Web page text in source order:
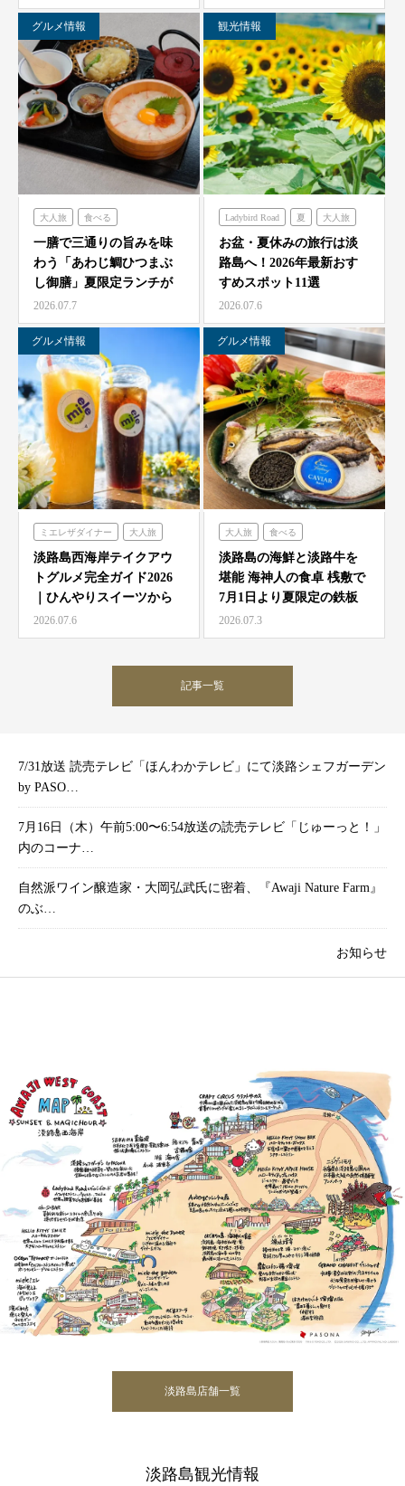
シェフガーデン
クラフトサーカス
ニジゲンノモリ
グルメ情報
大人旅 食べる
海神人の食卓
一膳で三通りの旨みを味
わう「あわじ鯛ひつまぶ
し御膳」夏限定ランチが
7/1より海神人の食卓 …
2026.07.7
観光情報
Ladybird Road 夏 大人旅
家族旅 フレンチの森
グランシャリオ
農家レストラン「陽・燦燦」
シェフガーデン
ニジゲンノモリ
お盆・夏休みの旅行は淡
路島へ！2026年最新おす
すめスポット11選
2026.07.6
グルメ情報
ミエレザダイナー 大人旅
家族旅 食べる
ハローキティスマイル
ミエレザガーデン
ハローキティショーボックス
淡路島西海岸テイクアウ
トグルメ完全ガイド2026
｜ひんやりスイーツから
絶品グルメまで徹底紹…
2026.07.6
グルメ情報
大人旅 食べる
海神人の食卓
淡路島の海鮮と淡路牛を
堪能 海神人の食卓 桟敷で
7月1日より夏限定の鉄板
焼きコース4種が登…
2026.07.3
記事一覧
7/31放送 読売テレビ「ほんわかテレビ」にて淡路シェフガーデン
by PASO…
7月16日（木）午前5:00〜6:54放送の読売テレビ「じゅーっと！」
内のコーナ…
自然派ワイン醸造家・大岡弘武氏に密着、『Awaji Nature Farm』
のぶ…
お知らせ
淡路島店舗一覧
淡路島観光情報